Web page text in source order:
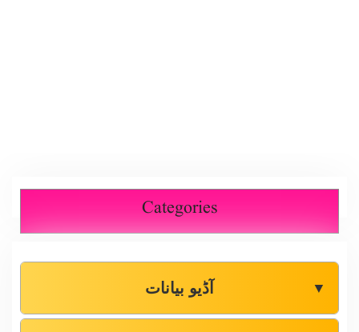
Categories
آڈیو بیانات ▼